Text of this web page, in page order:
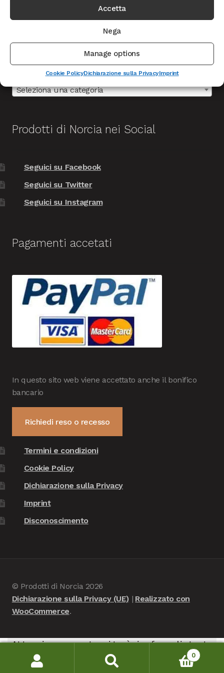
Accetta
Nega
Manage options
Cookie PolicyDichiarazione sulla PrivacyImprint
Categorie prodotto
Seleziona una categoria
Prodotti di Norcia nei Social
Seguici su Facebook
Seguici su Twitter
Seguici su Instagram
Pagamenti accetati
In questo sito web viene accettato anche il bonifico
bancario
Richiedi reso o recesso
Termini e condizioni
Cookie Policy
Dichiarazione sulla Privacy
Imprint
Disconoscimento
© Prodotti di Norcia 2026
Dichiarazione sulla Privacy (UE)
Realizzato con
WooCommerce.
0
Attenzione, questo sito è in fase di test -
nessuna consegna verrà portata a termine, è in